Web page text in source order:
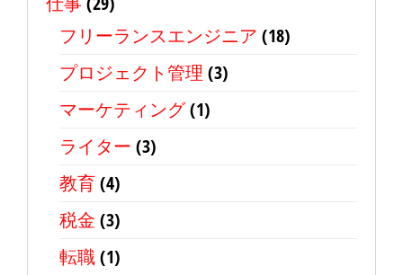
フリーランスエンジニア (18)
プロジェクト管理 (3)
マーケティング(1)
ライター (3)
教育(4)
税金 (3)
転職(1)